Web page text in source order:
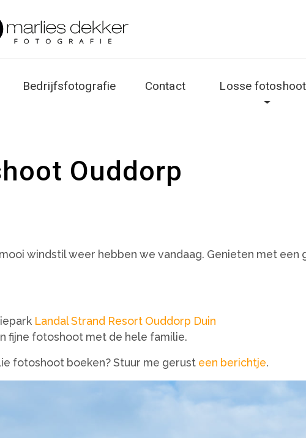
Bedrijfsfotografie Contact Losse
Ouddorp
windstil weer hebben we vandaag. Genieten met een
Landal Strand Resort Ouddorp Duin
fijne fotoshoot met de hele familie.
fotoshoot boeken? Stuur me gerust een berichtje.